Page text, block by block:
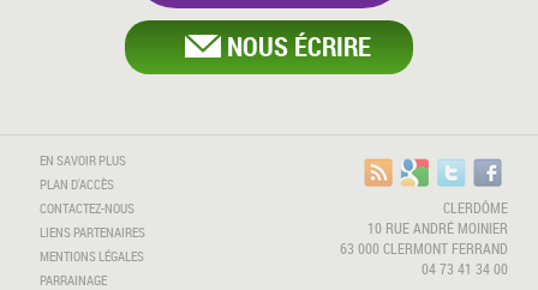
NOUS ÉCRIRE
EN SAVOIR PLUS
PLAN D'ACCÈS
CONTACTEZ-NOUS
LIENS PARTENAIRES
MENTIONS LÉGALES
PARRAINAGE
CLERDÔME
10 RUE ANDRÉ MOINIER
63 000 CLERMONT FERRAND
04 73 41 34 00